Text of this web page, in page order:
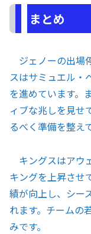
まとめ
ジェノーの出場
スはサミュエル・
を進めています。
ィブな兆しを見せ
るべく準備を整え
キングスはアウ
キングを上昇させ
績が向上し、シー
れます。チームの
みです。